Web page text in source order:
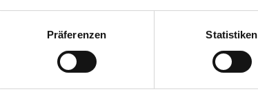
Präferenzen Statistiken